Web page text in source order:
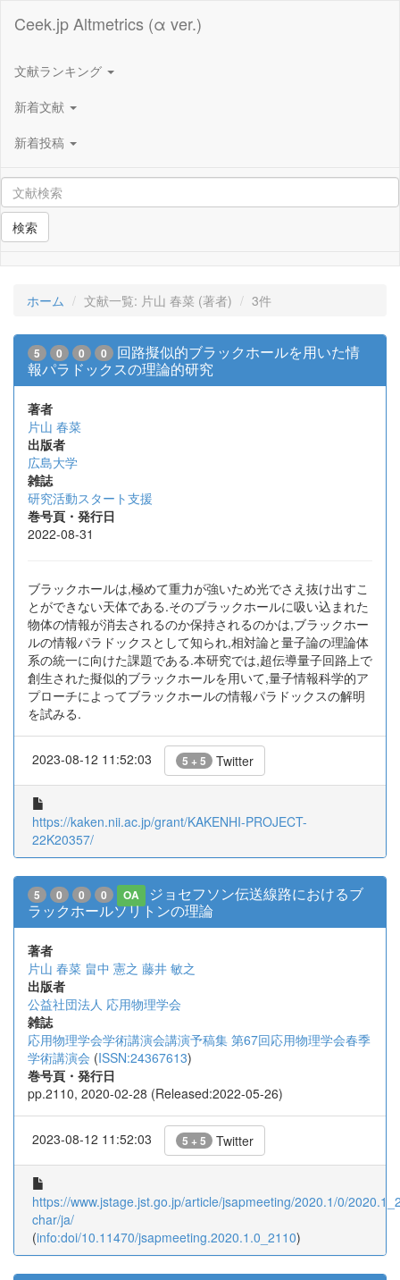
Ceek.jp Altmetrics (α ver.)
文献ランキング
新着文献
新着投稿
検索
ホーム 文献一覧: 片山 春菜 (著者) 3件
5 0 0 0
回路擬似的ブラックホールを用いた情
報パラドックスの理論的研究
著者
片山 春菜
出版者
広島大学
雑誌
研究活動スタート支援
巻号頁・発行日
2022-08-31
ブラックホールは,極めて重力が強いため光でさえ抜け出すこ
とができない天体である.そのブラックホールに吸い込まれた
物体の情報が消去されるのか保持されるのかは,ブラックホー
ルの情報パラドックスとして知られ,相対論と量子論の理論体
系の統一に向けた課題である.本研究では,超伝導量子回路上で
創生された擬似的ブラックホールを用いて,量子情報科学的ア
プローチによってブラックホールの情報パラドックスの解明
を試みる.
2023-08-12 11:52:03 5 + 5 Twitter
https://kaken.nii.ac.jp/grant/KAKENHI-PROJECT-
22K20357/
5 0 0 0 OA
ジョセフソン伝送線路におけるブ
ラックホールソリトンの理論
著者
片山 春菜 畠中 憲之 藤井 敏之
出版者
公益社団法人 応用物理学会
雑誌
応用物理学会学術講演会講演予稿集 第67回応用物理学会春季
学術講演会 (ISSN:24367613)
巻号頁・発行日
pp.2110, 2020-02-28 (Released:2022-05-26)
2023-08-12 11:52:03 5 + 5 Twitter
https://www.jstage.jst.go.jp/article/jsapmeeting/2020.1/0/
char/ja/
(info:doi/10.11470/jsapmeeting.2020.1.0_2110)